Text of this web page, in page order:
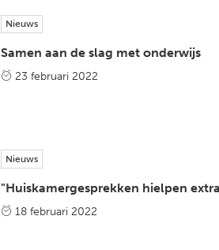
Nieuws
Samen aan de slag met onderwijs
23 februari 2022
Nieuws
"Huiskamergesprekken hielpen
18 februari 2022